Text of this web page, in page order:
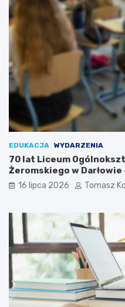
EDUKACJA WYDARZENIA
70 lat Liceum
Żeromskiego w Darłowie
16 lipca 2026 Tomasz